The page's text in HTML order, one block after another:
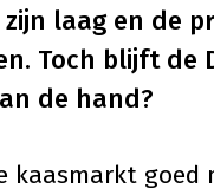
laag en de
Toch blijft de
de hand?
kaasmarkt